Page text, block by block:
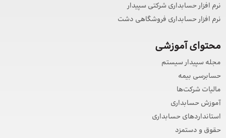
نرم افزار حسابداری شرکتی سپیدار
نرم افزار حسابداری فروشگاهی دشت
محتوای آموزشی
مجله سپیدار سیستم
حسابرسی بیمه
مالیات شرکت‌ها
آموزش حسابداری
استانداردهای حسابداری
حقوق و دستمزد